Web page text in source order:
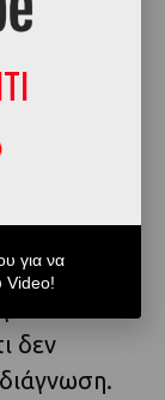
απαιτεί
δεν
για να
Video!